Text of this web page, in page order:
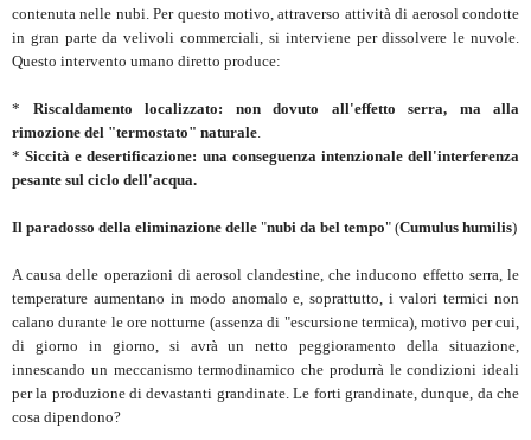
contenuta nelle nubi. Per questo motivo, attraverso attività di aerosol condotte
in gran parte da velivoli commerciali, si interviene per dissolvere le nuvole.
Questo intervento umano diretto produce:
* Riscaldamento localizzato: non dovuto all'effetto serra, ma alla
rimozione del "termostato" naturale
*Siccità e desertificazione: una conseguenza intenzionale dell'interferenza
pesante sul ciclo dell'acqua.
Il paradosso della eliminazione delle "nubi da bel tempo" (Cumulus humilis)
A causa delle operazioni di aerosol clandestine, che inducono effetto serra, le
temperature aumentano in modo anomalo e, soprattutto, i valori termici non
calano durante le ore notturne (assenza di "escursione termica), motivo per cui,
di giorno in giorno, si avrà un netto peggioramento della situazione,
innescando un meccanismo termodinamico che produrrà le condizioni ideali
per la produzione di devastanti grandinate. Le forti grandinate, dunque, da che
cosa dipendono?